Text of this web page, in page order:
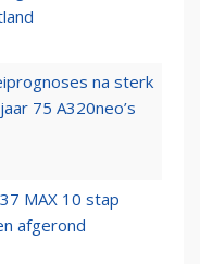
na sterk
75 A320neo’s
MAX 10 stap
afgerond